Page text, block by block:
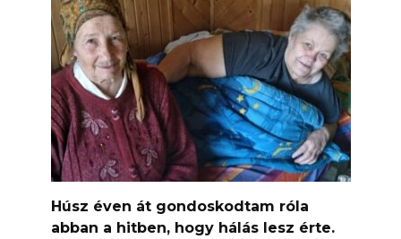
Húsz éven át gondoskodtam róla
abban a hitben, hogy hálás lesz érte.